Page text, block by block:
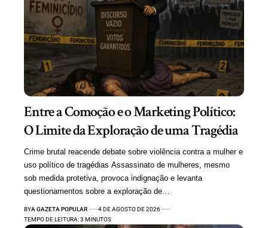
Entre a Comoção e o Marketing Político:
O Limite da Exploração de uma Tragédia
Crime brutal reacende debate sobre violência contra a mulher e
uso político de tragédias Assassinato de mulheres, mesmo
sob medida protetiva, provoca indignação e levanta
questionamentos sobre a exploração de…
BYA GAZETA POPULAR
4 DE AGOSTO DE 2026
TEMPO DE LEITURA: 3 MINUTOS